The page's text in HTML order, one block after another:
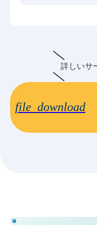
詳しいサ
file_download